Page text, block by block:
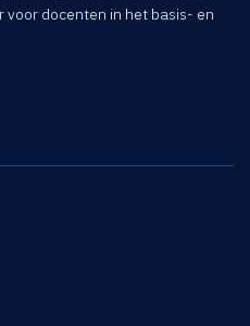
docenten in het basis- en